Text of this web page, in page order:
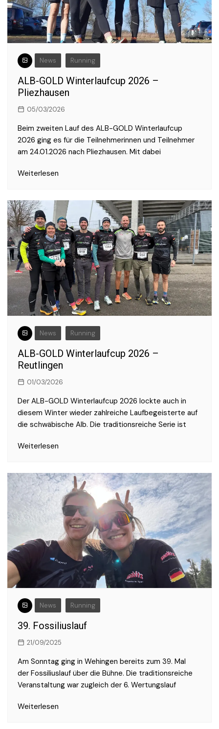
News Running
ALB-GOLD Winterlaufcup 2026 –
Pliezhausen
05/03/2026
Beim zweiten Lauf des ALB-GOLD Winterlaufcup
2026 ging es für die Teilnehmerinnen und Teilnehmer
am 24.01.2026 nach Pliezhausen. Mit dabei
Weiterlesen
News Running
ALB-GOLD Winterlaufcup 2026 –
Reutlingen
01/03/2026
Der ALB-GOLD Winterlaufcup 2026 lockte auch in
diesem Winter wieder zahlreiche Laufbegeisterte auf
die schwäbische Alb. Die traditionsreiche Serie ist
Weiterlesen
News Running
39. Fossiliuslauf
21/09/2025
Am Sonntag ging in Wehingen bereits zum 39. Mal
der Fossiliuslauf über die Bühne. Die traditionsreiche
Veranstaltung war zugleich der 6. Wertungslauf
Weiterlesen